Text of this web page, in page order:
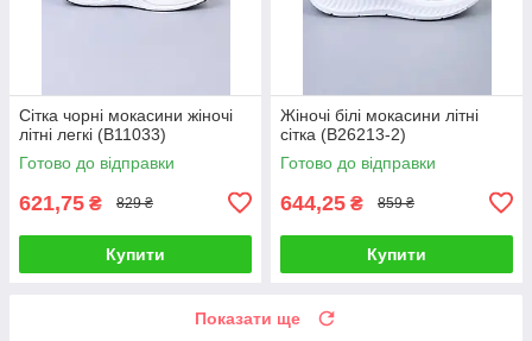
Сітка чорні мокасини жіночі
літні легкі (B11033)
Готово до відправки
621,75 ₴ 829 ₴
Купити
Жіночі білі мокасини літні
сітка (B26213-2)
Готово до відправки
644,25 ₴ 859 ₴
Купити
Показати ще